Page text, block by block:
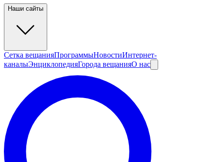
Наши сайты
Сетка вещанияПрограммыНовостиИнтернет-
каналыЭнциклопедияГорода вещанияО нас